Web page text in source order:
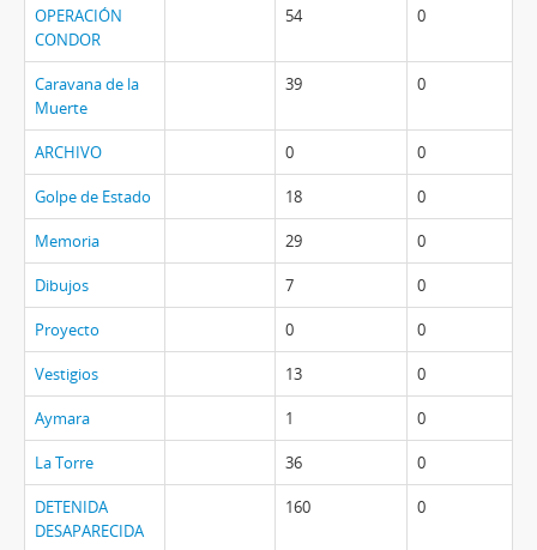
OPERACIÓN
CONDOR
54 0
Caravana de la
Muerte
39 0
ARCHIVO 0 0
Golpe de Estado 18 0
Memoria 29 0
Dibujos 7 0
Proyecto 0 0
Vestigios 13 0
Aymara 1 0
La Torre 36 0
DETENIDA
DESAPARECIDA
160 0